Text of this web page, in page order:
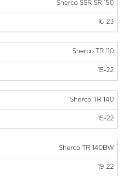
Sherco SSR SR 150
16-23
Sherco TR 110
15-22
Sherco TR 140
15-22
Sherco TR 140BW
19-22